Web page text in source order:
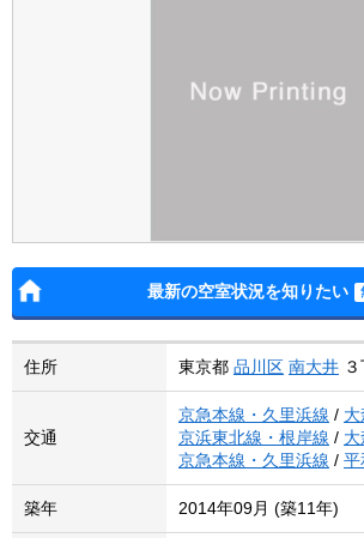
最新の空室状況を知りたい
住所 東京都 品川区 南大井
交通
京急本線・久里浜線 /
京浜東北線・根岸線 / 大
京急本線・久里浜線 / 平
築年 2014年09月 (築11年)